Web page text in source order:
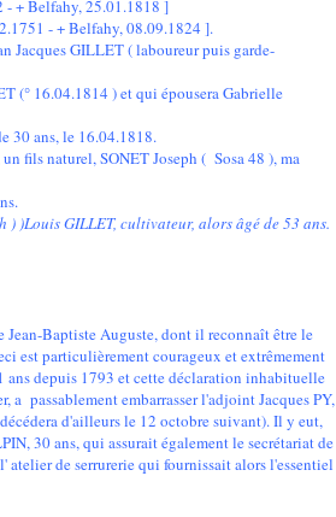
- + Belfahy, 25.01.1818 ]
- + Belfahy, 08.09.1824 ].
Jacques GILLET ( laboureur puis garde-
(° 16.04.1814 ) et qui épousera Gabrielle
30 ans, le 16.04.1818.
fils naturel, SONET Joseph ( Sosa 48 ), ma
)Louis GILLET, cultivateur, alors âgé de 53 ans.
Jean-Baptiste Auguste, dont il reconnaît être le
est particulièrement courageux et extrêmement
ans depuis 1793 et cette déclaration inhabituelle
a passablement embarrasser l'adjoint Jacques PY,
d'ailleurs le 12 octobre suivant). Il y eut,
30 ans, qui assurait également le secrétariat de
atelier de serrurerie qui fournissait alors l'essentiel